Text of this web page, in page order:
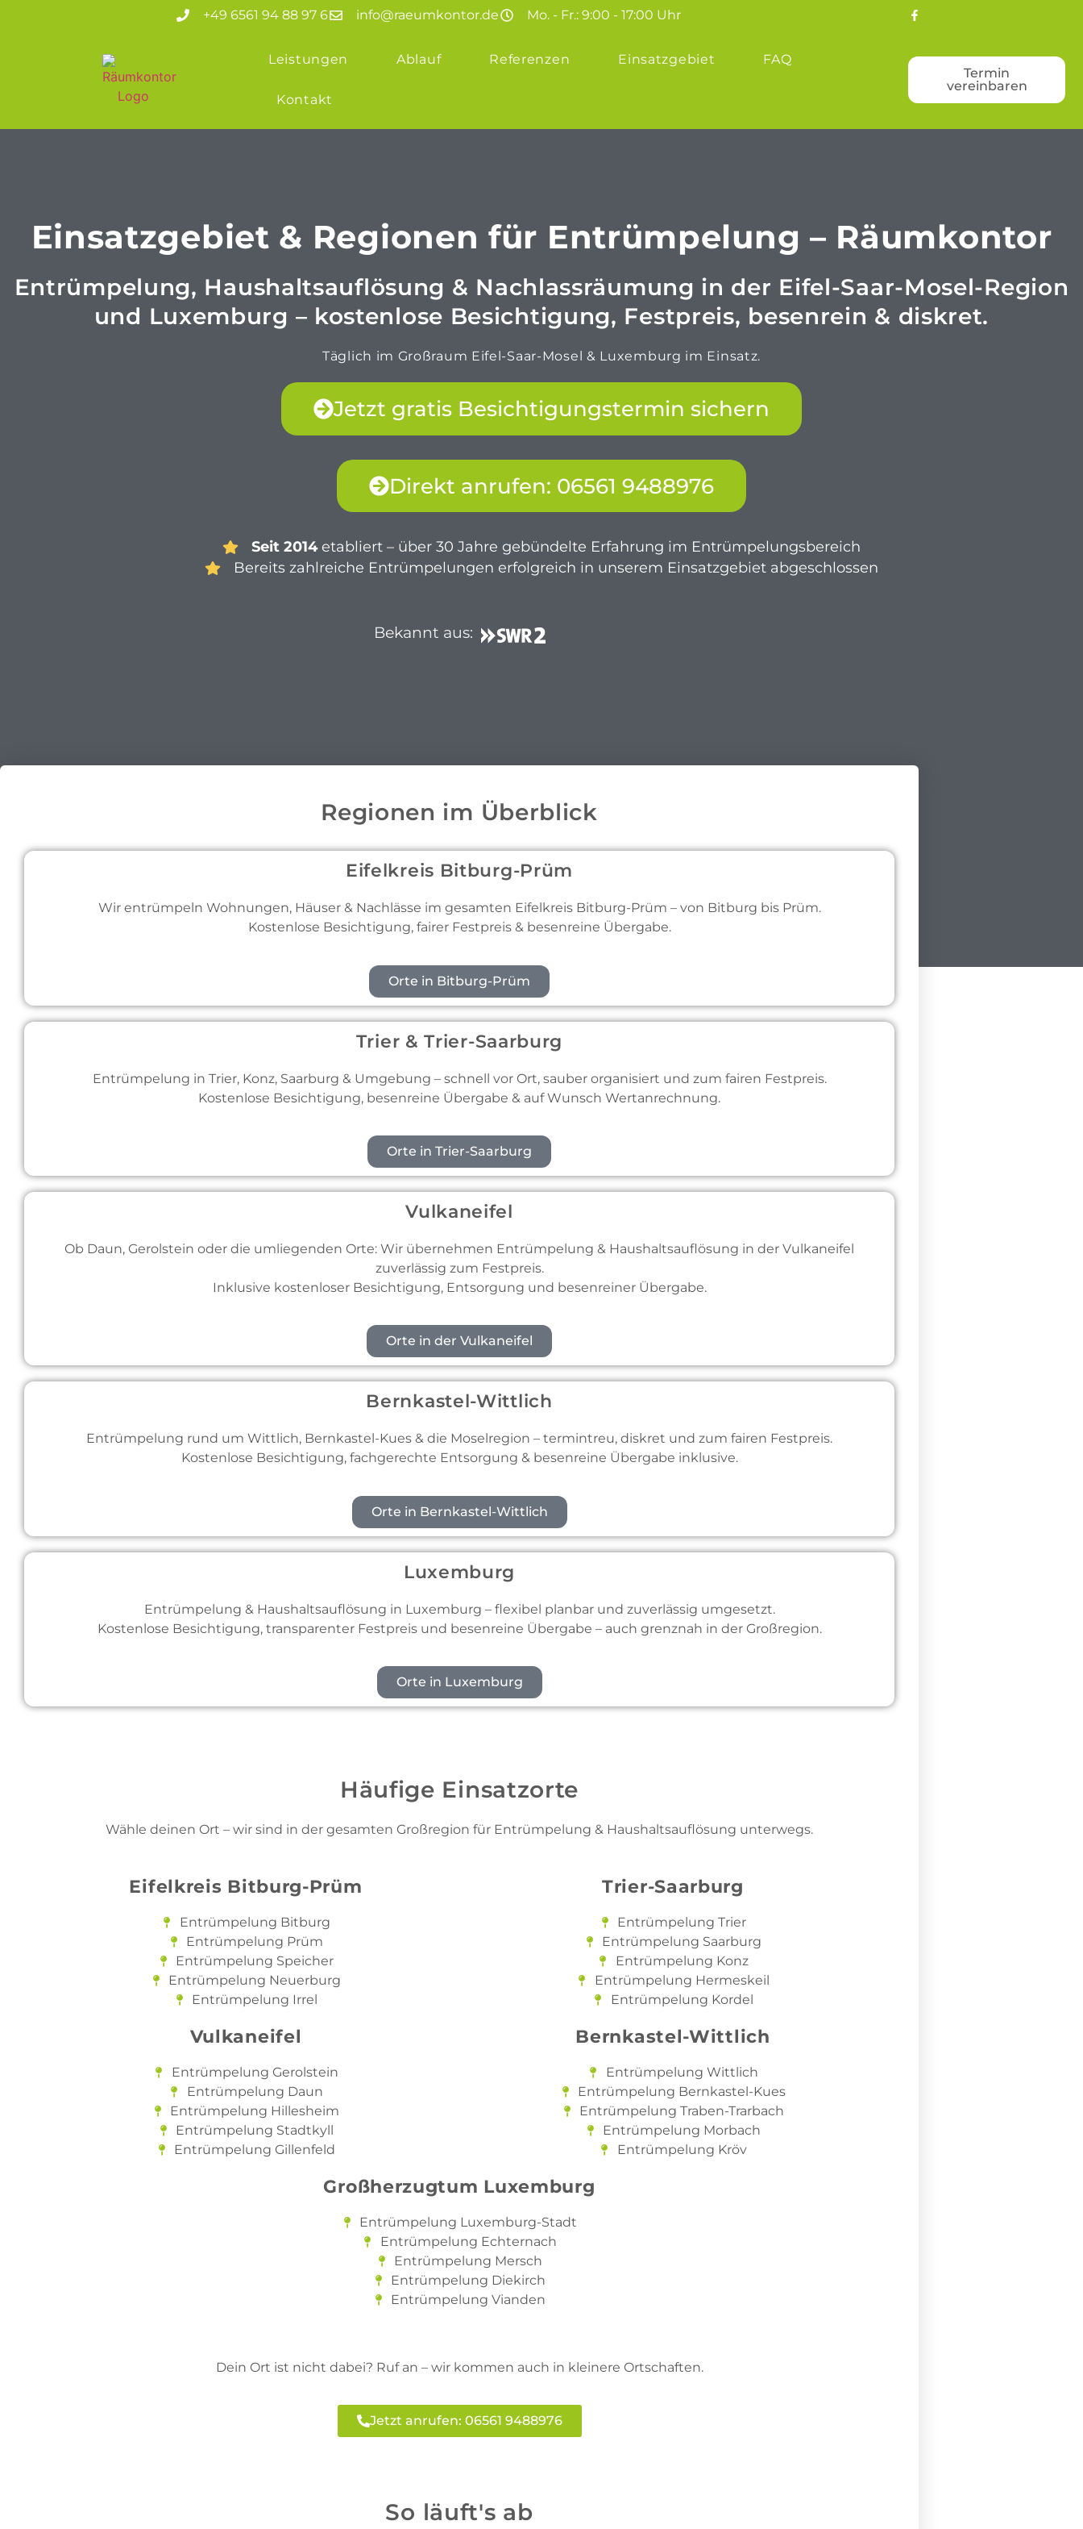
+49 6561 94 88 97 6 info@raeumkontor.de Mo. - Fr.: 9:00 - 17:00 Uhr
Leistungen Ablauf Referenzen Einsatzgebiet FAQ
Kontakt
Termin
vereinbaren
Einsatzgebiet & Regionen für Entrümpelung – Räumkontor
Entrümpelung, Haushaltsauflösung & Nachlassräumung in der Eifel-Saar-Mosel-Region
und Luxemburg – kostenlose Besichtigung, Festpreis, besenrein & diskret.
Täglich im Großraum Eifel-Saar-Mosel & Luxemburg im Einsatz.
Jetzt gratis Besichtigungstermin sichern
Direkt anrufen: 06561 9488976
Seit 2014etabliert – über 30 Jahre gebündelte Erfahrung im Entrümpelungsbereich
Bereits zahlreiche Entrümpelungen erfolgreich in unserem Einsatzgebiet abgeschlossen
Bekannt aus:
Regionen im Überblick
Eifelkreis Bitburg-Prüm
Wir entrümpeln Wohnungen, Häuser & Nachlässe im gesamten Eifelkreis Bitburg-Prüm – von Bitburg bis Prüm.
Kostenlose Besichtigung, fairer Festpreis & besenreine Übergabe.
Orte in Bitburg-Prüm
Trier & Trier-Saarburg
Entrümpelung in Trier, Konz, Saarburg & Umgebung – schnell vor Ort, sauber organisiert und zum fairen Festpreis.
Kostenlose Besichtigung, besenreine Übergabe & auf Wunsch Wertanrechnung.
Orte in Trier-Saarburg
Vulkaneifel
Ob Daun, Gerolstein oder die umliegenden Orte: Wir übernehmen Entrümpelung & Haushaltsauflösung in der Vulkaneifel
zuverlässig zum Festpreis.
Inklusive kostenloser Besichtigung, Entsorgung und besenreiner Übergabe.
Orte in der Vulkaneifel
Bernkastel-Wittlich
Entrümpelung rund um Wittlich, Bernkastel-Kues & die Moselregion – termintreu, diskret und zum fairen Festpreis.
Kostenlose Besichtigung, fachgerechte Entsorgung & besenreine Übergabe inklusive.
Orte in Bernkastel-Wittlich
Luxemburg
Entrümpelung & Haushaltsauflösung in Luxemburg – flexibel planbar und zuverlässig umgesetzt.
Kostenlose Besichtigung, transparenter Festpreis und besenreine Übergabe – auch grenznah in der Großregion.
Orte in Luxemburg
Häufige Einsatzorte
Wähle deinen Ort – wir sind in der gesamten Großregion für Entrümpelung & Haushaltsauflösung unterwegs.
Eifelkreis Bitburg-Prüm
Entrümpelung Bitburg
Entrümpelung Prüm
Entrümpelung Speicher
Entrümpelung Neuerburg
Entrümpelung Irrel
Trier-Saarburg
Entrümpelung Trier
Entrümpelung Saarburg
Entrümpelung Konz
Entrümpelung Hermeskeil
Entrümpelung Kordel
Vulkaneifel
Entrümpelung Gerolstein
Entrümpelung Daun
Entrümpelung Hillesheim
Entrümpelung Stadtkyll
Entrümpelung Gillenfeld
Bernkastel-Wittlich
Entrümpelung Wittlich
Entrümpelung Bernkastel-Kues
Entrümpelung Traben-Trarbach
Entrümpelung Morbach
Entrümpelung Kröv
Großherzugtum Luxemburg
Entrümpelung Luxemburg-Stadt
Entrümpelung Echternach
Entrümpelung Mersch
Entrümpelung Diekirch
Entrümpelung Vianden
Dein Ort ist nicht dabei? Ruf an – wir kommen auch in kleinere Ortschaften.
Jetzt anrufen: 06561 9488976
So läuft's ab